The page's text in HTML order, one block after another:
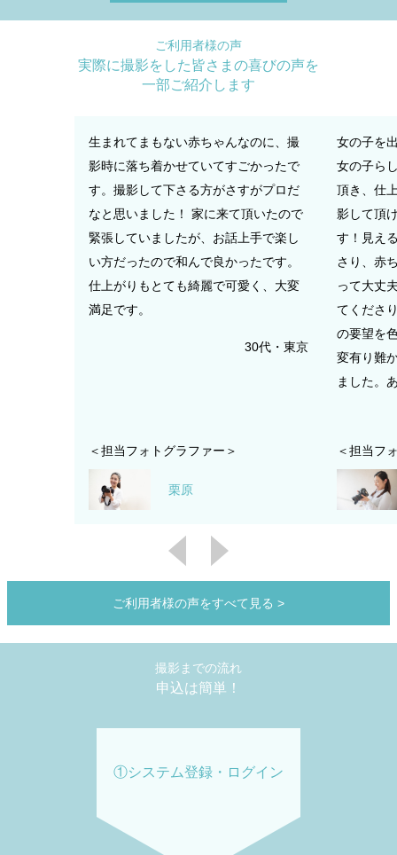
ご利用者様の声
実際に撮影をした皆さまの喜びの声を
一部ご紹介します
生まれてまもない赤ちゃんなのに、撮
影時に落ち着かせていてすごかったで
す。撮影して下さる方がさすがプロだ
なと思いました！ 家に来て頂いたので
緊張していましたが、お話上手で楽し
い方だったので和んで良かったです。
仕上がりもとても綺麗で可愛く、大変
満足です。
30代・東京
＜担当フォトグラファー＞
栗原
女の子を
女の子ら
頂き、仕
影して頂
す！見え
さり、赤
って大丈
てくださ
の要望を
変有り難
ました。
＜担当フ
ご利用者様の声をすべて見る >
撮影までの流れ
申込は簡単！
①システム登録・ログイン